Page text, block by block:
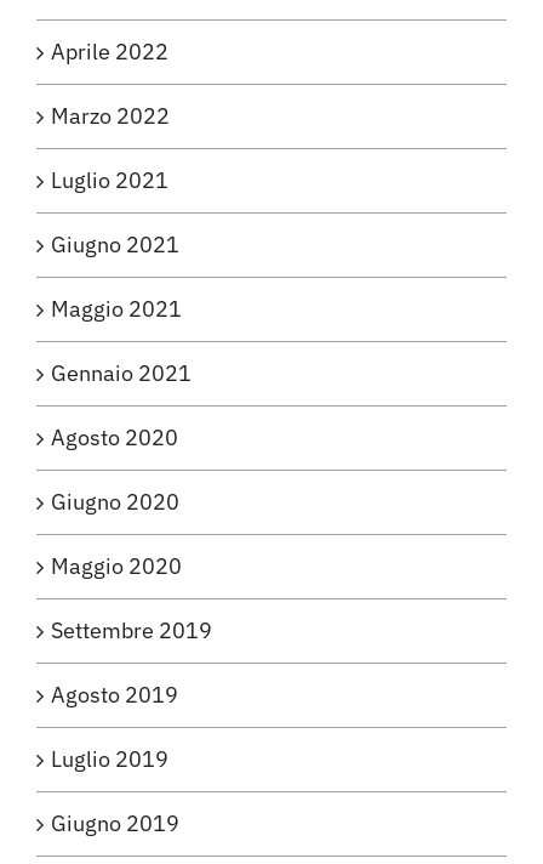
Aprile 2022
Marzo 2022
Luglio 2021
Giugno 2021
Maggio 2021
Gennaio 2021
Agosto 2020
Giugno 2020
Maggio 2020
Settembre 2019
Agosto 2019
Luglio 2019
Giugno 2019